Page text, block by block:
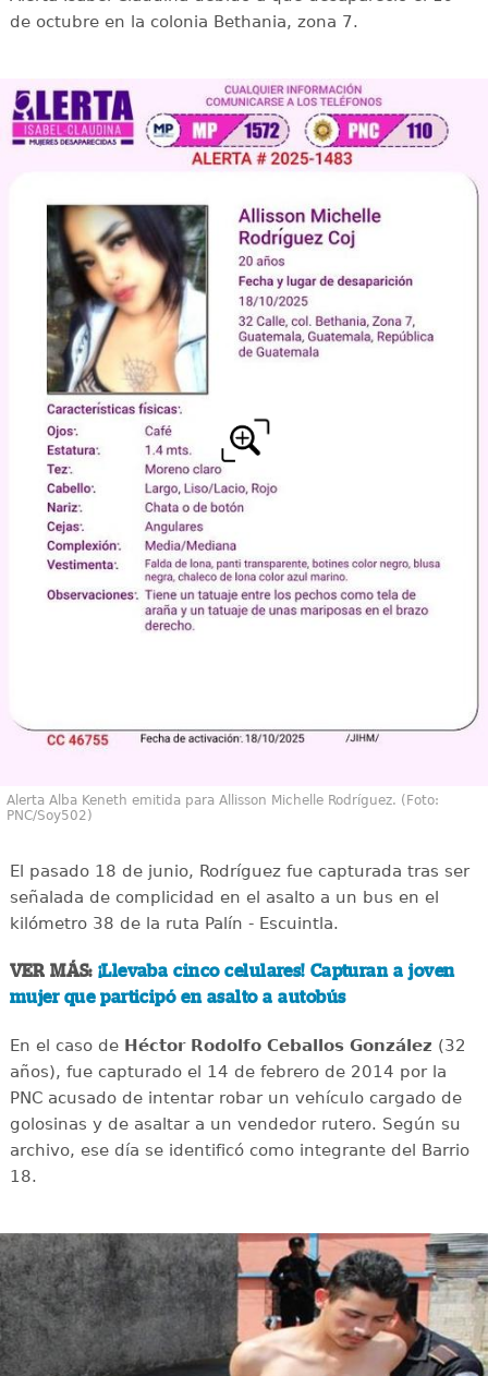
de octubre en la colonia Bethania, zona 7.
Alerta Alba Keneth emitida para Allisson Michelle Rodríguez. (Foto:
PNC/Soy502)
El pasado 18 de junio, Rodríguez fue capturada tras ser
señalada de complicidad en el asalto a un bus en el
kilómetro 38 de la ruta Palín - Escuintla.
VER MÁS: ¡Llevaba cinco celulares! Capturan a joven
mujer que participó en asalto a autobús
En el caso de Héctor Rodolfo Ceballos González (32
años), fue capturado el 14 de febrero de 2014 por la
PNC acusado de intentar robar un vehículo cargado de
golosinas y de asaltar a un vendedor rutero. Según su
archivo, ese día se identificó como integrante del Barrio
18.